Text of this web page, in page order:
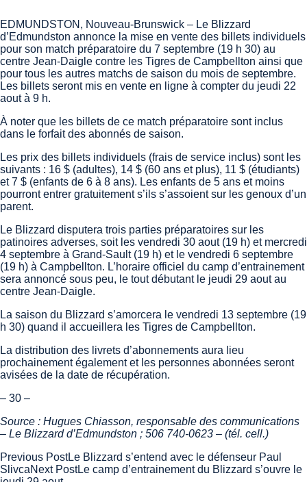
EDMUNDSTON, Nouveau-Brunswick – Le Blizzard
d’Edmundston annonce la mise en vente des billets individuels
pour son match préparatoire du 7 septembre (19 h 30) au
centre Jean-Daigle contre les Tigres de Campbellton ainsi que
pour tous les autres matchs de saison du mois de septembre.
Les billets seront mis en vente en ligne à compter du jeudi 22
aout à 9 h.
À noter que les billets de ce match préparatoire sont inclus
dans le forfait des abonnés de saison.
Les prix des billets individuels (frais de service inclus) sont les
suivants : 16 $ (adultes), 14 $ (60 ans et plus), 11 $ (étudiants)
et 7 $ (enfants de 6 à 8 ans). Les enfants de 5 ans et moins
pourront entrer gratuitement s’ils s’assoient sur les genoux d’un
parent.
Le Blizzard disputera trois parties préparatoires sur les
patinoires adverses, soit les vendredi 30 aout (19 h) et mercredi
4 septembre à Grand-Sault (19 h) et le vendredi 6 septembre
(19 h) à Campbellton. L’horaire officiel du camp d’entrainement
sera annoncé sous peu, le tout débutant le jeudi 29 aout au
centre Jean-Daigle.
La saison du Blizzard s’amorcera le vendredi 13 septembre (19
h 30) quand il accueillera les Tigres de Campbellton.
La distribution des livrets d’abonnements aura lieu
prochainement également et les personnes abonnées seront
avisées de la date de récupération.
– 30 –
Source : Hugues Chiasson, responsable des communications
– Le Blizzard d’Edmundston ; 506 740-0623 – (tél. cell.)
Post
navigation
Previous PostLe Blizzard s’entend avec le défenseur Paul
SlivcaNext PostLe camp d’entrainement du Blizzard s’ouvre le